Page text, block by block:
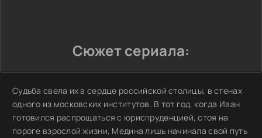
Сюжет сериала:
Судьба свела их в сердце российской столицы, в стенах
одного из московских институтов. В тот год, когда Иван
готовился распрощаться с юриспруденцией, стоя на
пороге взрослой жизни, Медина лишь начинала свой путь